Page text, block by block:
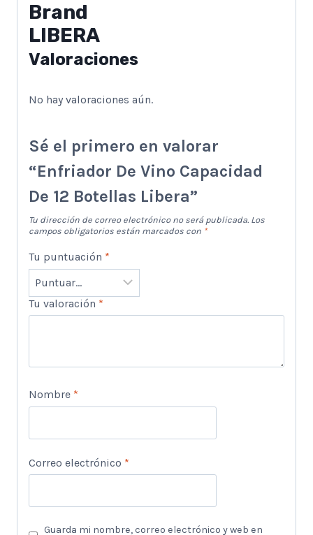
Brand
LIBERA
Valoraciones
No hay valoraciones aún.
Sé el primero en valorar
“Enfriador De Vino Capacidad
De 12 Botellas Libera”
Tu dirección de correo electrónico no será publicada. Los
campos obligatorios están marcados con *
Tu puntuación *
Tu valoración *
Nombre *
Correo electrónico *
Guarda mi nombre, correo electrónico y web en